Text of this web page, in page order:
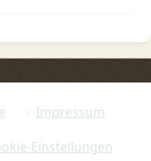
Impressum
Einstellungen